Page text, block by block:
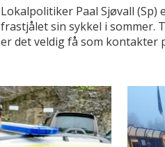
Lokalpolitiker Paal Sjøvall
frastjålet sin sykkel i sommer.
er det veldig få som kontakter